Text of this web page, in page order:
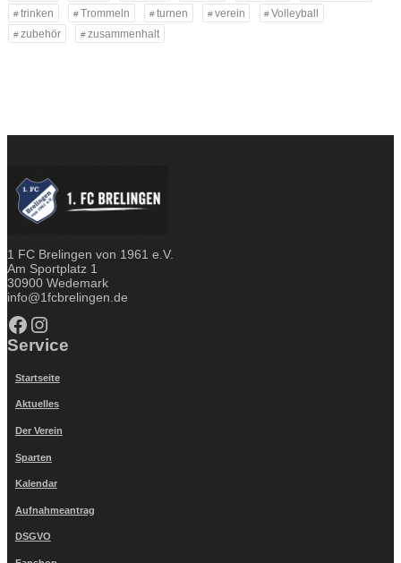
trinken
Trommeln turnen verein
Volleyball
zubehör
zusammenhalt
1 FC Brelingen von 1961 e.V.
Am Sportplatz 1
30900 Wedemark
info@1fcbrelingen.de
Facebook Instagram
Service
Startseite
Aktuelles
Der Verein
Sparten
Kalendar
Aufnahmeantrag
DSGVO